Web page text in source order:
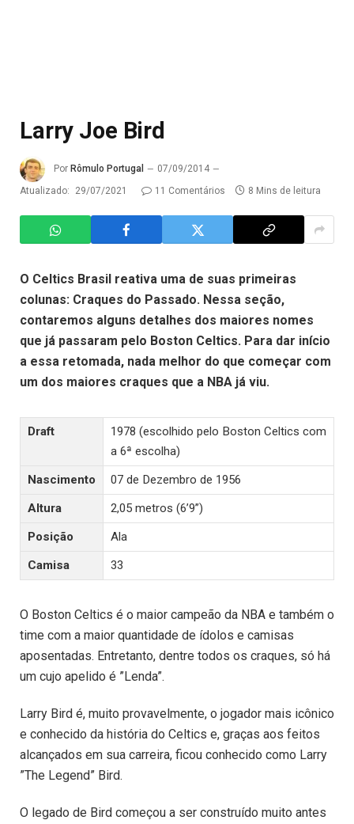
Larry Joe Bird
Por Rômulo Portugal
07/09/2014
Atualizado:
29/07/2021 11 Comentários 8 Mins de leitura
O Celtics Brasil reativa uma de suas primeiras
colunas: Craques do Passado. Nessa seção,
contaremos alguns detalhes dos maiores nomes
que já passaram pelo Boston Celtics. Para dar início
a essa retomada, nada melhor do que começar com
um dos maiores craques que a NBA já viu.
Draft
1978 (escolhido pelo Boston Celtics com
a 6ª escolha)
Nascimento
07 de Dezembro de 1956
Altura
2,05 metros (6’9”)
Posição
Ala
Camisa
33
O Boston Celtics é o maior campeão da NBA e também o
time com a maior quantidade de ídolos e camisas
aposentadas. Entretanto, dentre todos os craques, só há
um cujo apelido é ”Lenda”.
Larry Bird é, muito provavelmente, o jogador mais icônico
e conhecido da história do Celtics e, graças aos feitos
alcançados em sua carreira, ficou conhecido como Larry
”The Legend” Bird.
O legado de Bird começou a ser construído muito antes